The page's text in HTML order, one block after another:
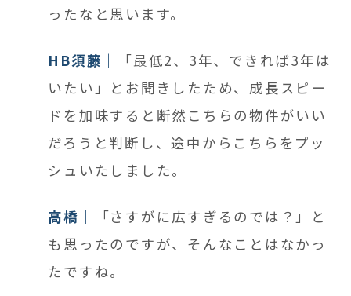
ったなと思います。
HB須藤
「最低2、3年、できれば3年は
いたい」とお聞きしたため、成長スピー
ドを加味すると断然こちらの物件がいい
だろうと判断し、途中からこちらをプッ
シュいたしました。
高橋
「さすがに広すぎるのでは？」と
も思ったのですが、そんなことはなかっ
たですね。